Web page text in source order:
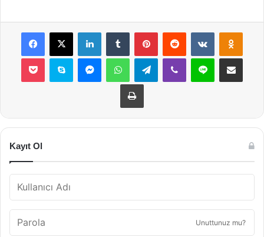
Facebook
X LinkedInTumblr PinterestReddit VKontakte
Pocket Skype MessengerWhatsAppTelegramViber Line E-Posta ile
Yazdır
Kayıt Ol
Unuttunuz mu?